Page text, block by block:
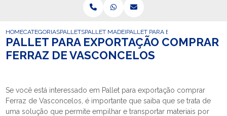
HOMECATEGORIASPALLETSPALLET MADEIRAPALLET PARA EXPORTACAO
PALLET PARA EXPORTAÇÃO COMPRAR
FERRAZ DE VASCONCELOS
Se você está interessado em Pallet para exportação comprar
Ferraz de Vasconcelos, é importante que saiba que se trata de
uma solução que permite empilhar e transportar materiais por